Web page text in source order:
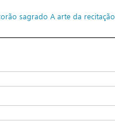
sagrado A arte da recitação